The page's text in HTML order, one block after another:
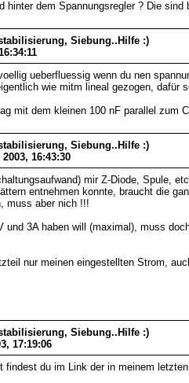
hinter dem Spannungsregler ? Die
Siebung..Hilfe :)
ueberfluessig wenn du nen
wie mitm lineal gezogen, dafür
mit dem kleinen 100 nF parallel zum
Siebung..Hilfe :)
16:43:30
mir Z-Diode, Spule,
entnehmen konnte, braucht die
muss aber nich !!!
und 3A haben will (maximal), muss
nur meinen eingestellten Strom,
Siebung..Hilfe :)
17:19:06
findest du im Link der in meinem